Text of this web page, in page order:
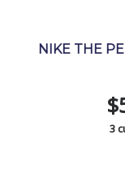
NIKE THE
3